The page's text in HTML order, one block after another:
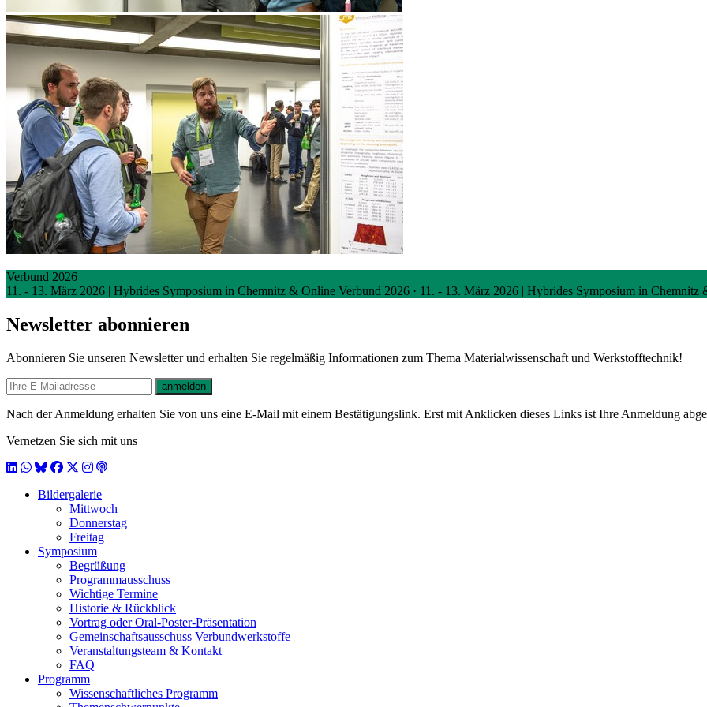
Verbund 2026
11. - 13. März 2026 | Hybrides Symposium in Chemnitz & Online Verbund 2026 · 11. - 13. März 2026 | Hybrides Symposium in Chemnitz
Newsletter abonnieren
Abonnieren Sie unseren Newsletter und erhalten Sie regelmäßig Informationen zum Thema Materialwissenschaft und Werkstofftechnik!
E-mail
anmelden
Nach der Anmeldung erhalten Sie von uns eine E-Mail mit einem Bestätigungslink. Erst mit Anklicken dieses Links ist Ihre Anmeldung
Vernetzen Sie sich mit uns
LinkedIn
WhatsApp
BlueSky
Facebook
X / Twitter
Instagram
Podcast
Bildergalerie
Mittwoch
Donnerstag
Freitag
Symposium
Begrüßung
Programmausschuss
Wichtige Termine
Historie & Rückblick
Vortrag oder Oral-Poster-Präsentation
Gemeinschaftsausschuss Verbundwerkstoffe
Veranstaltungsteam & Kontakt
FAQ
Programm
Wissenschaftliches Programm